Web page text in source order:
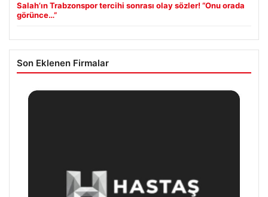
Salah’ın Trabzonspor tercihi sonrası olay sözler! “Onu orada
görünce…”
Son Eklenen Firmalar